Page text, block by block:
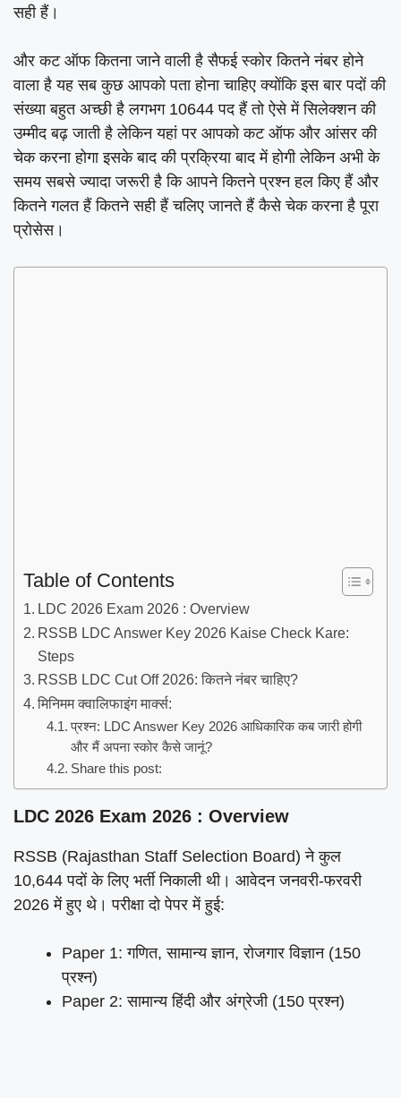
सही हैं।
और कट ऑफ कितना जाने वाली है सैफई स्कोर कितने नंबर होने
वाला है यह सब कुछ आपको पता होना चाहिए क्योंकि इस बार पदों की
संख्या बहुत अच्छी है लगभग 10644 पद हैं तो ऐसे में सिलेक्शन की
उम्मीद बढ़ जाती है लेकिन यहां पर आपको कट ऑफ और आंसर की
चेक करना होगा इसके बाद की प्रक्रिया बाद में होगी लेकिन अभी के
समय सबसे ज्यादा जरूरी है कि आपने कितने प्रश्न हल किए हैं और
कितने गलत हैं कितने सही हैं चलिए जानते हैं कैसे चेक करना है पूरा
प्रोसेस।
Table of Contents
LDC 2026 Exam 2026 : Overview
RSSB LDC Answer Key 2026 Kaise Check Kare:
Steps
RSSB LDC Cut Off 2026: कितने नंबर चाहिए?
मिनिमम क्वालिफाइंग मार्क्स:
प्रश्न: LDC Answer Key 2026 आधिकारिक कब जारी होगी
और मैं अपना स्कोर कैसे जानूं?
Share this post:
LDC 2026 Exam 2026 : Overview
RSSB (Rajasthan Staff Selection Board) ने कुल
10,644 पदों के लिए भर्ती निकाली थी। आवेदन जनवरी-फरवरी
2026 में हुए थे। परीक्षा दो पेपर में हुई:
Paper 1: गणित, सामान्य ज्ञान, रोजगार विज्ञान (150
प्रश्न)
Paper 2: सामान्य हिंदी और अंग्रेजी (150 प्रश्न)